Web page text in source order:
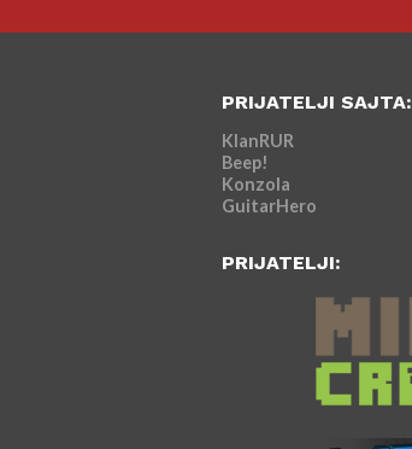
PRIJATELJI SAJTA:
KlanRUR
Beep!
Konzola
GuitarHero
PRIJATELJI: